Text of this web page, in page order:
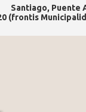
Santiago, Puente
(frontis